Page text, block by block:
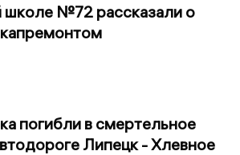
школе №72 рассказали о
погибли в смертельное
Липецк - Хлевное